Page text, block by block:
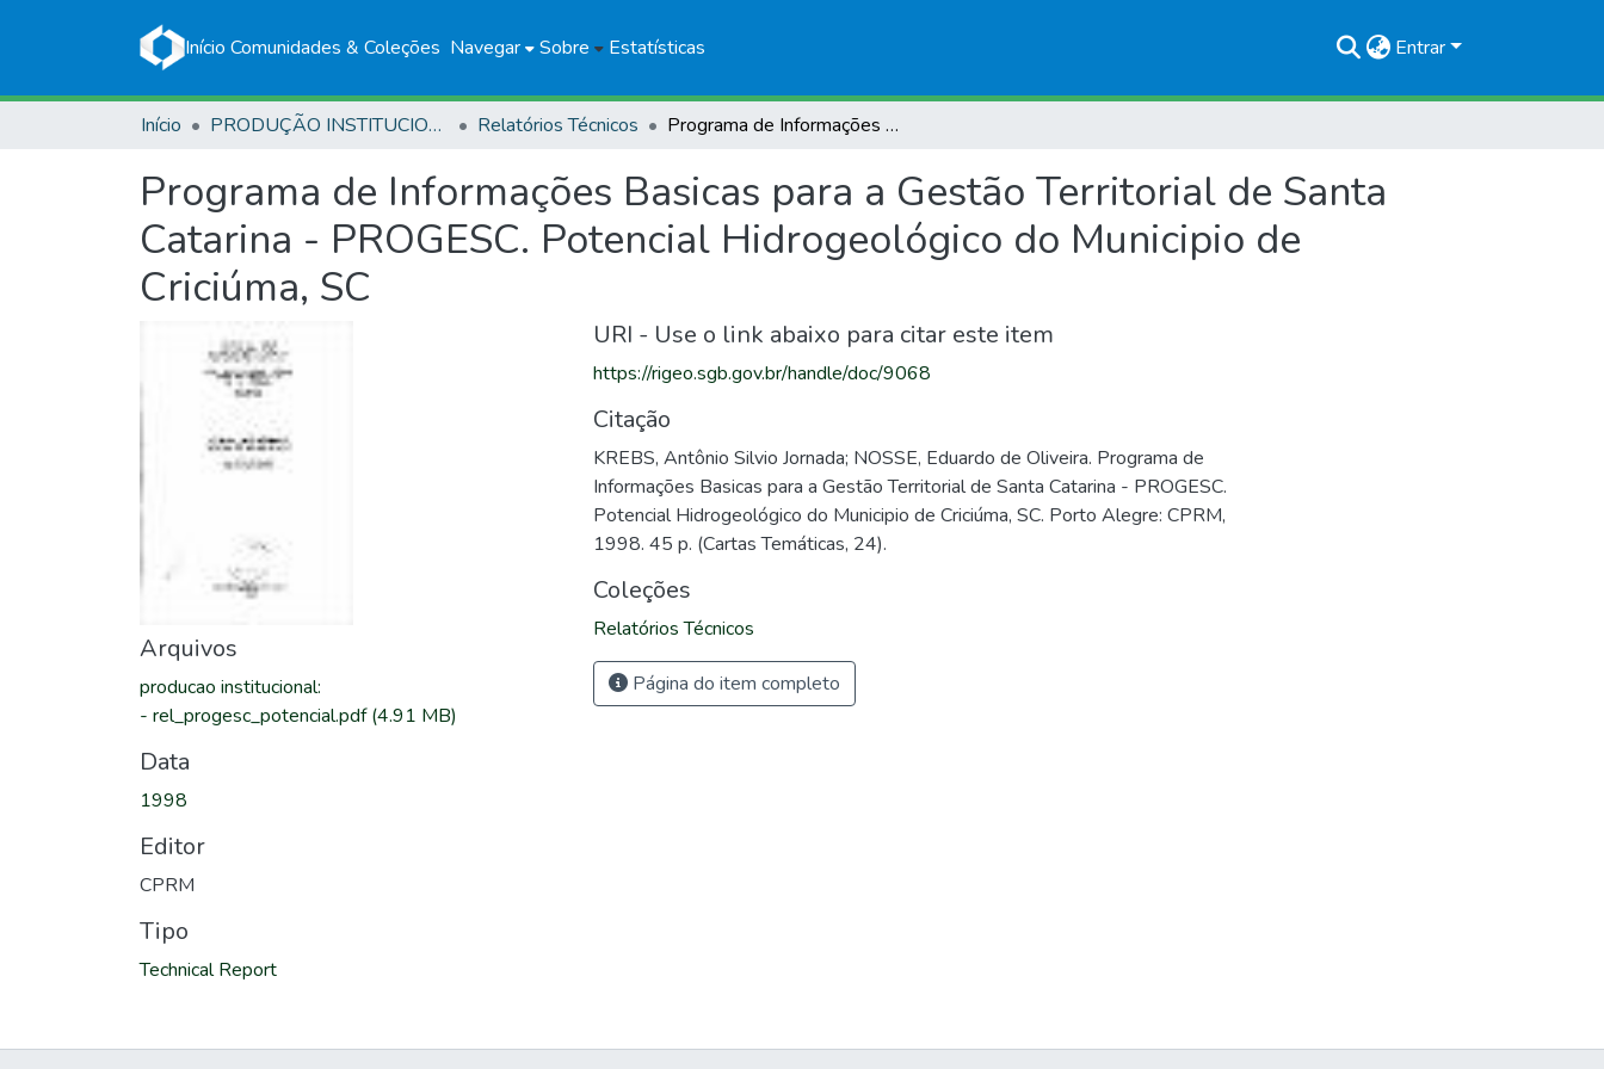
Início Comunidades & Coleções Navegar Sobre Estatísticas Entrar
Início PRODUÇÃO INSTITUCIONAL Relatórios Técnicos Programa de Informações Basicas para a Gestão Territorial de Santa Catarina - PROGESC. Potencial Hidrogeológico do Municipio de Criciúma, SC
Programa de Informações Basicas para a Gestão Territorial de Santa
Catarina - PROGESC. Potencial Hidrogeológico do Municipio de
Criciúma, SC
Arquivos
producao institucional:
- rel_progesc_potencial.pdf(4.91 MB)
Data
1998
Editor
CPRM
Tipo
Technical Report
URI - Use o link abaixo para citar este item
https://rigeo.sgb.gov.br/handle/doc/9068
Citação
KREBS, Antônio Silvio Jornada; NOSSE, Eduardo de Oliveira. Programa de
Informações Basicas para a Gestão Territorial de Santa Catarina - PROGESC.
Potencial Hidrogeológico do Municipio de Criciúma, SC. Porto Alegre: CPRM,
1998. 45 p. (Cartas Temáticas, 24).
Coleções
Relatórios Técnicos
Página do item completo